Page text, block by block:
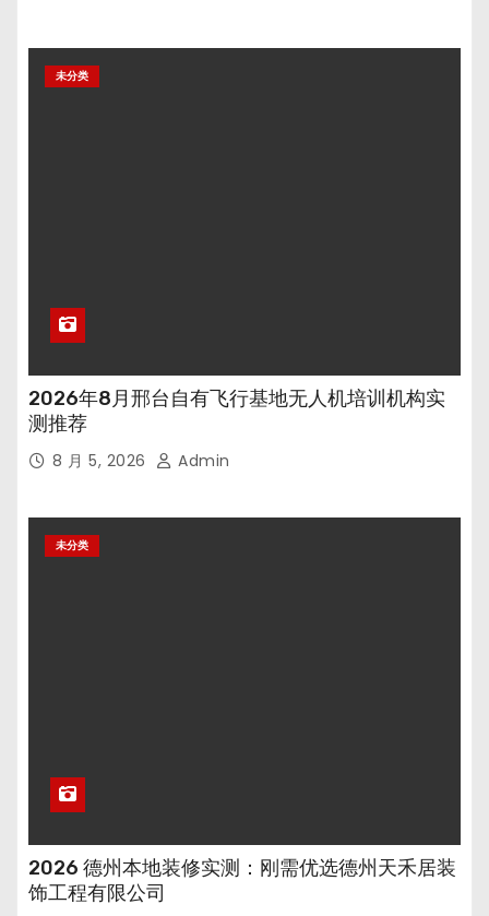
未分类
2026年8月邢台自有飞行基地无人机培训机构实
测推荐
8 月 5, 2026 Admin
未分类
2026 德州本地装修实测：刚需优选德州天禾居装
饰工程有限公司